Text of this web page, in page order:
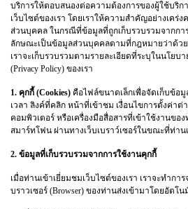
บริการให้ตอบสนองต่อความต้องการของผู้ใช้บริก
เว็บไซต์ของเรา โดยเราให้ความสำคัญอย่างเคร่
ส่วนบุคคล ในกรณีที่ข้อมูลที่ถูกเก็บรวบรวมจากกา
ลักษณะเป็นข้อมูลส่วนบุคคลตามที่กฎหมายว่าด้ว
เราจะเก็บรวบรวมตามรายละเอียดที่ระบุในนโย
(Privacy Policy) ของเรา
1. คุกกี้ (Cookies) คือไฟล์ขนาดเล็กเพื่อจัดเก็บข้อ
เวลา ลิงค์ที่คลิก หน้าที่เข้าชม เงื่อนไขการตั้งค่า
คอมพิวเตอร์ หรือเครื่องมือสื่อสารที่เข้าใช้งานขอ
สมาร์ทโฟน ผ่านทางเว็บเบราว์เซอร์ในขณะที่ท่าน
2. ข้อมูลที่เก็บรวบรวมจากการใช้งานคุกกี้
เมื่อท่านเข้าเยี่ยมชมเว็บไซต์ของเรา เราจะทำก
บราวเซอร์ (Browser) ของท่านส่งเข้ามาโดยอัตโน